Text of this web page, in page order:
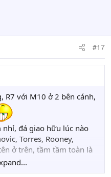
#17
với M10 ở 2 bên cánh,
đá giao hữu lúc nào
Torres, Rooney,
ở trên, tầm tầm toàn là